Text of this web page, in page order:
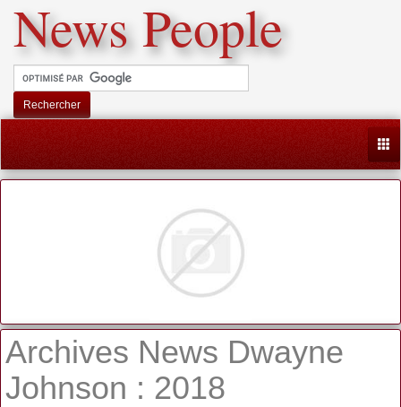
News People
Rechercher
Archives News Dwayne
Johnson : 2018